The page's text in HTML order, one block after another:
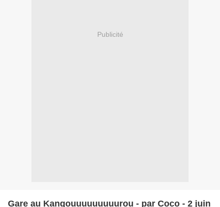
Publicité
Gare au Kangouuuuuuuuurou - par Coco - 2 juin